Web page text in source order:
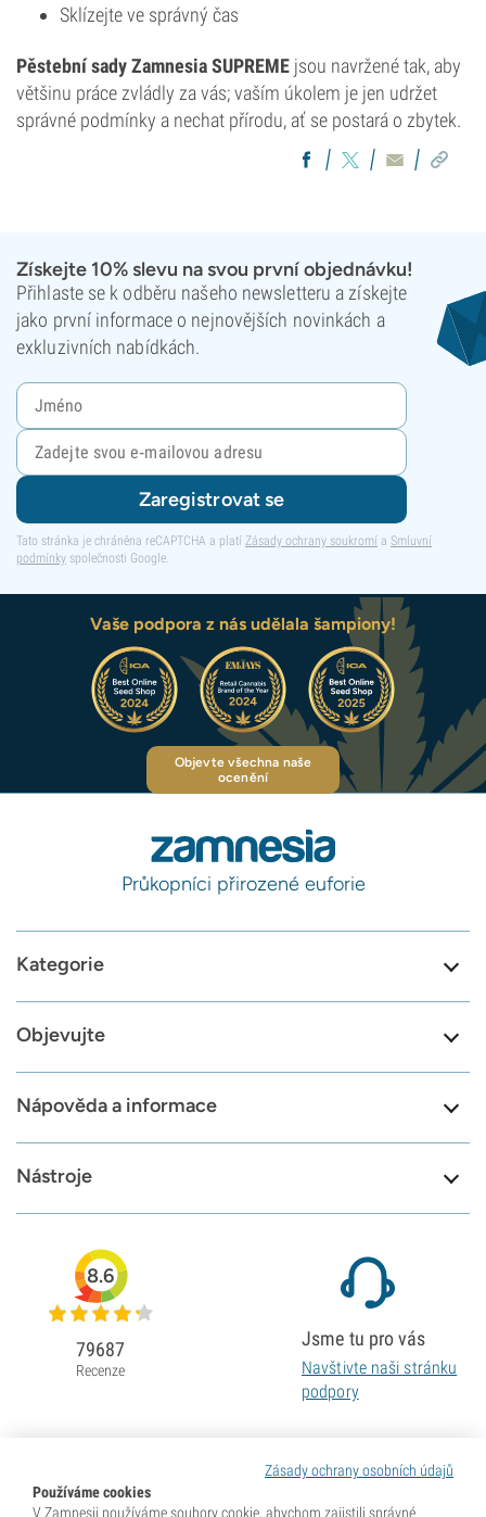
Sklízejte ve správný čas
Pěstební sady Zamnesia SUPREME jsou navržené tak, aby
většinu práce zvládly za vás; vaším úkolem je jen udržet
správné podmínky a nechat přírodu, ať se postará o zbytek.
Získejte 10% slevu na svou první objednávku!
Přihlaste se k odběru našeho newsletteru a získejte
jako první informace o nejnovějších novinkách a
exkluzivních nabídkách.
Zaregistrovat se
Tato stránka je chráněna reCAPTCHA a platí Zásady ochrany soukromí a Smluvní
podmínky společnosti Google.
Vaše podpora z nás udělala šampiony!
Objevte všechna naše
ocenění
Průkopníci přirozené euforie
Kategorie
Objevujte
Nápověda a informace
Nástroje
Zásady ochrany osobních údajů
Používáme cookies
V Zamnesii používáme soubory cookie, abychom zajistili správné
8.6
79687
Recenze
Jsme tu pro vás
Navštivte naši stránku
podpory